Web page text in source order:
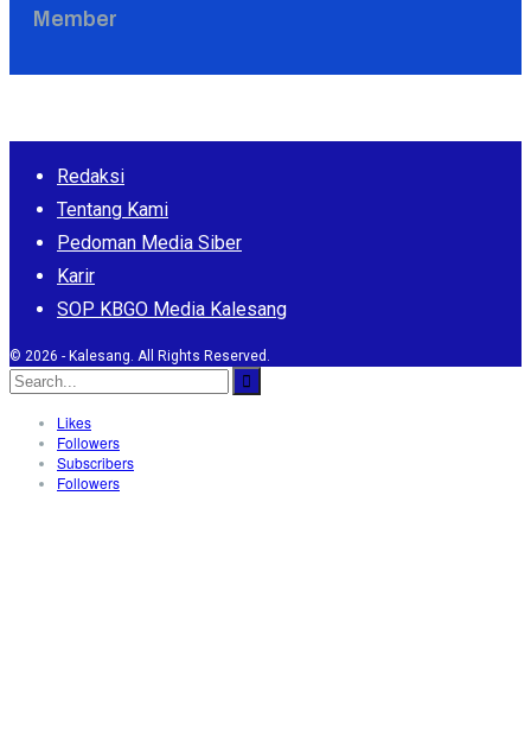
Member
Redaksi
Tentang Kami
Pedoman Media Siber
Karir
SOP KBGO Media Kalesang
© 2026 - Kalesang. All Rights Reserved.
Likes
Followers
Subscribers
Followers